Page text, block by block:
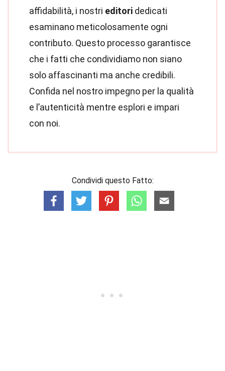
affidabilità, i nostri editori dedicati
esaminano meticolosamente ogni
contributo. Questo processo garantisce
che i fatti che condividiamo non siano
solo affascinanti ma anche credibili.
Confida nel nostro impegno per la qualità
e l’autenticità mentre esplori e impari
con noi.
Condividi questo Fatto: